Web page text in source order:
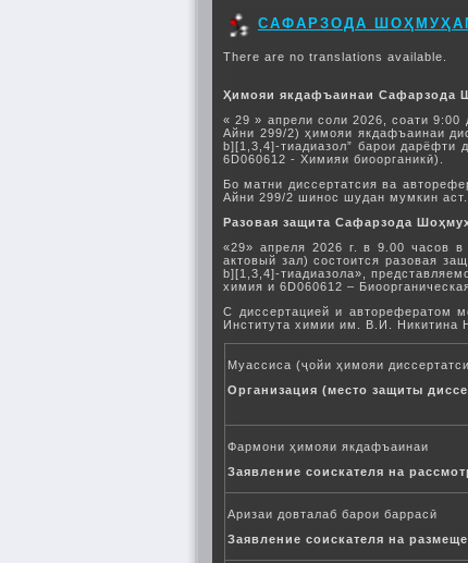
САФАРЗОДА
There are no translations available.
Ҳимояи якдафъаинаи Сафарзода
« 29 » апрели соли 2026, соати
Айни 299/2) ҳимояи якдафъаинаи
b][1,3,4]-тиадиазол” барои дарёфти
6D060612 - Химияи биоорганикӣ).
Бо матни диссертатсия ва
Айни 299/2 шинос шудан мумкин аст.
Разовая защита Сафарзода
«29» апреля 2026 г. в 9.00 часов
актовый зал) состоится разовая
b][1,3,4]-тиадиазола»,
химия и 6D060612 –
С диссертацией и авторефератом
Института химии им. В.И. Никитина
Муассиса (ҷойи ҳимояи
Организация (место защиты
Фармони ҳимояи якдафъаинаи
Заявление соискателя на
Аризаи довталаб барои баррасӣ
Заявление соискателя на